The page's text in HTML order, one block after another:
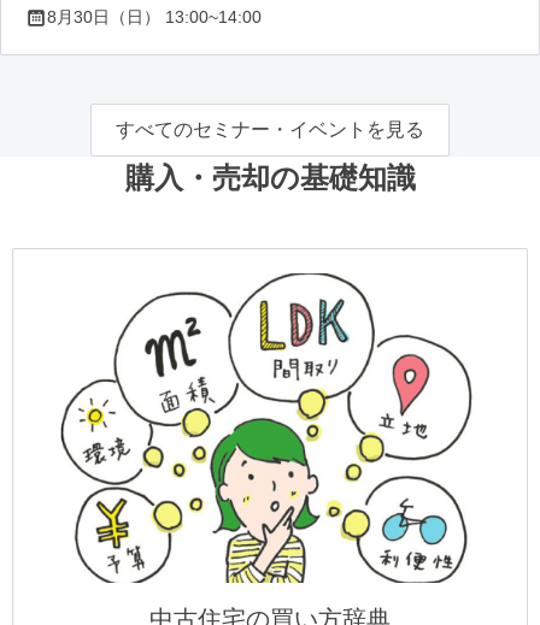
8月30日（日） 13:00~14:00
すべてのセミナー・イベントを見る
購入・売却の基礎知識
中古住宅の買い方辞典